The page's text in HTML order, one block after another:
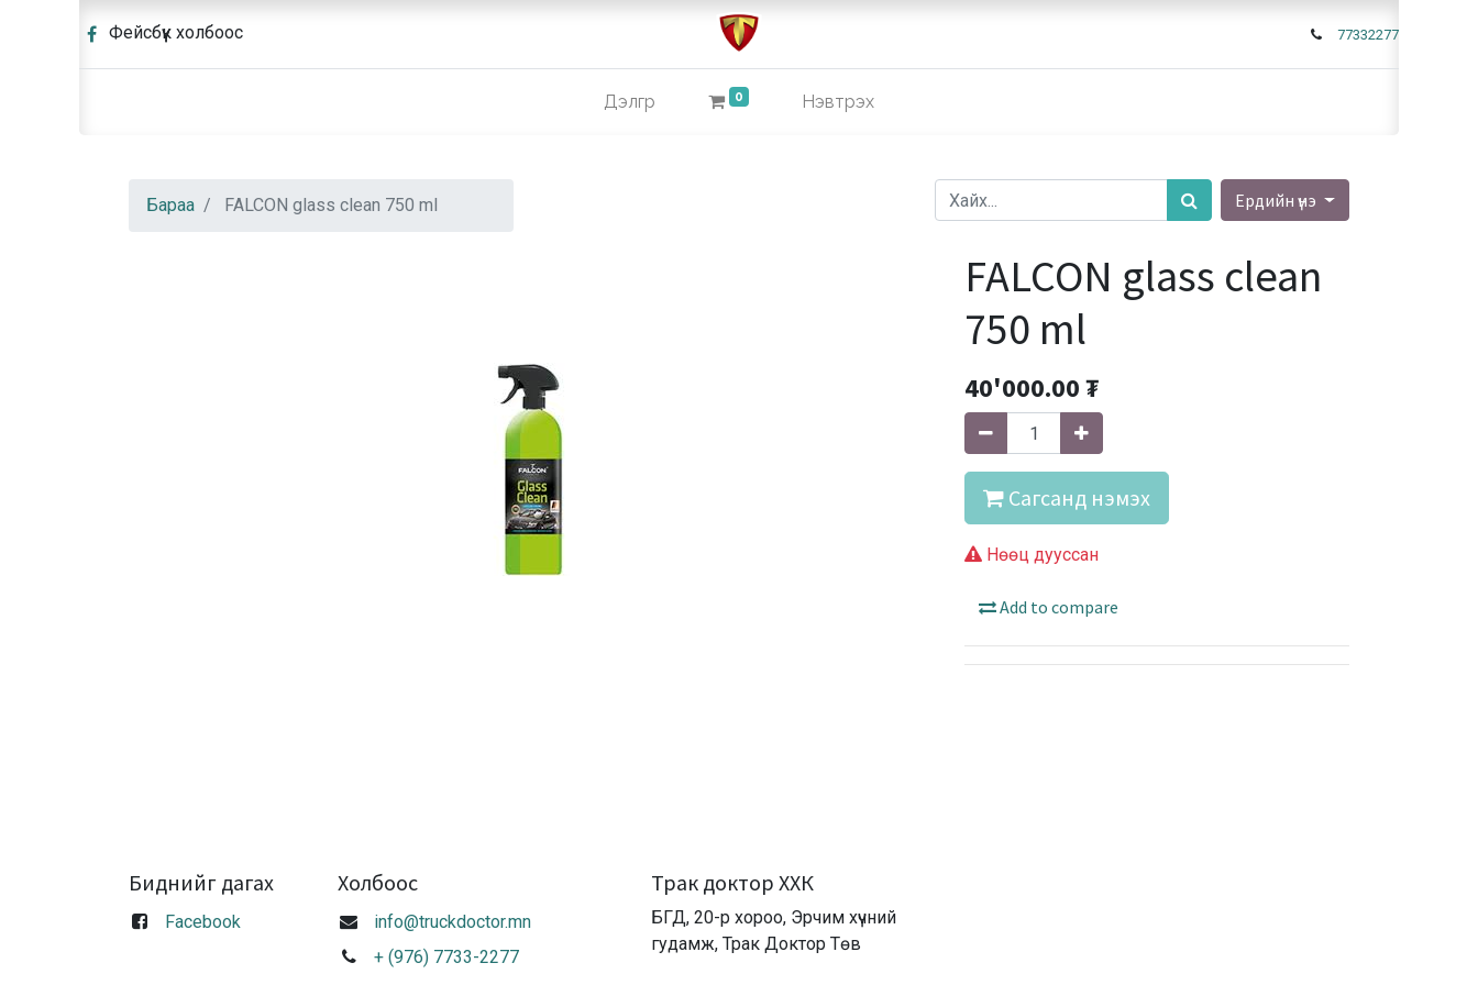
Фейсбүүк холбоос 77332277
Дэлгүүр 0 Нэвтрэх
Бараа FALCON glass clean 750 ml Ердийн үнэ
FALCON glass clean
750 ml
40'000.00₮
Сагсанд нэмэх
Нөөц дууссан
Add to compare
Биднийг дагах
Facebook
Холбоос
info@truckdoctor.mn
+ (976) 7733-2277
Трак доктор ХХК
БГД, 20-р хороо, Эрчим хүчний
гудамж, Трак Доктор Төв